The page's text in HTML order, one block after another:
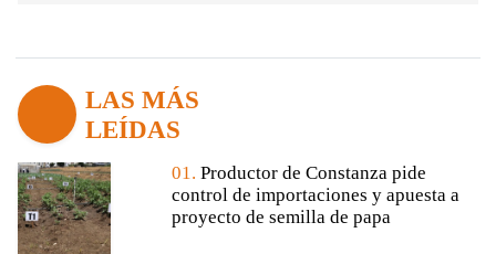
LAS MÁS
LEÍDAS
01. Productor de Constanza pide
control de importaciones y apuesta a
proyecto de semilla de papa